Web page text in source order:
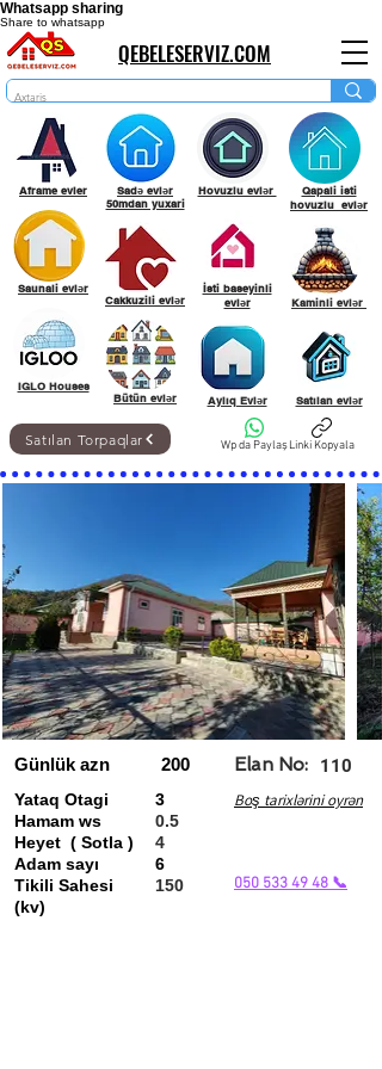
Whatsapp sharing
Share to whatsapp
QEBELESERVIZ.COM
Aframe evler
Saunali evlər
IGLO Houses
Sadə evlər
50mdan yuxari
Cakkuzili evlər
Bütün evlər
Hovuzlu evlər
İsti baseyinli
evlər
Aylıq Evlər
Qapali isti
hovuzlu evlər
Kaminli evlər
Satılan evlər
Wp da PaylaşLinki Kopyala
Satılan Torpaqlar
Günlük azn
Yataq Otagi
Hamam ws
Heyet ( Sotla )
Adam sayı
Tikili Sahesi
(kv)
200
3
Elan No: 110
Boş tarixlərini oyrən
0.5
4
6
150
050 533 49 48 📞